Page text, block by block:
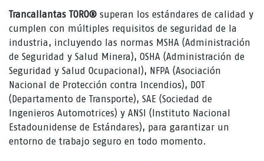
Trancallantas TORO® superan los estándares de calidad y
cumplen con múltiples requisitos de seguridad de la
industria, incluyendo las normas MSHA (Administración
de Seguridad y Salud Minera), OSHA (Administración de
Seguridad y Salud Ocupacional), NFPA (Asociación
Nacional de Protección contra Incendios), DOT
(Departamento de Transporte), SAE (Sociedad de
Ingenieros Automotrices) y ANSI (Instituto Nacional
Estadounidense de Estándares), para garantizar un
entorno de trabajo seguro en todo momento.